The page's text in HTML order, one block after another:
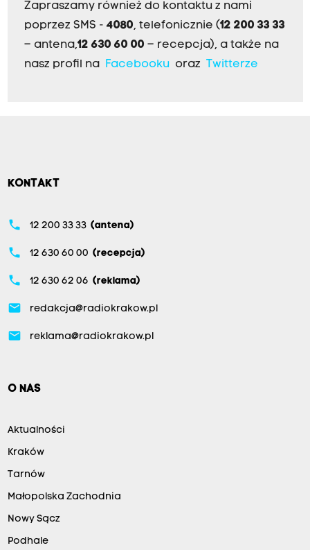
Zapraszamy również do kontaktu z nami
poprzez SMS - 4080, telefonicznie (12 200 33 33
– antena,12 630 60 00 – recepcja), a także na
nasz profil na Facebookuoraz Twitterze
KONTAKT
phone 12 200 33 33 (antena)
phone 12 630 60 00 (recepcja)
phone 12 630 62 06 (reklama)
email redakcja@radiokrakow.pl
email reklama@radiokrakow.pl
O NAS
Aktualności
Kraków
Tarnów
Małopolska Zachodnia
Nowy Sącz
Podhale